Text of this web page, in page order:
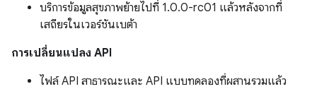
บริการข้อมูลสุขภาพย้ายไปที่ 1.0.0-rc01 แล้วหลังจากที่
เสถียรในเวอร์ชันเบต้า
การเปลี่ยนแปลง API
ไฟล์ API สาธารณะและ API แบบทดลองที่ผสานรวมแล้ว